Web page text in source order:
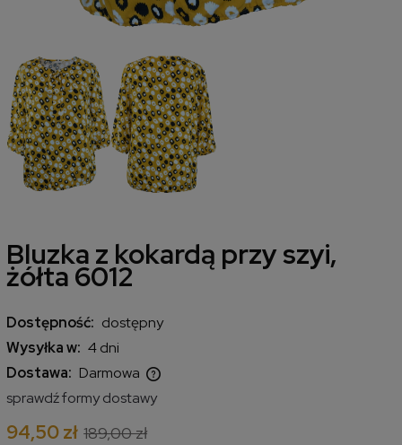
Bluzka z kokardą przy szyi,
żółta 6012
Dostępność: dostępny
Wysyłka w: 4 dni
Dostawa: Darmowa
Cena nie zawiera ewentualnych kosztów płatności
sprawdź formy dostawy
94,50 zł 189,00 zł